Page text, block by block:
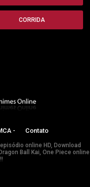
CORRIDA
- Contato
online HD, Download
Ball Kai, One Piece online